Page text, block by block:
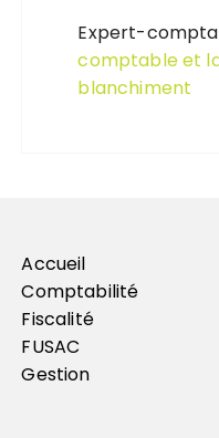
Expert-
comptable et
blanchiment
Accueil
Comptabilité
Fiscalité
FUSAC
Gestion